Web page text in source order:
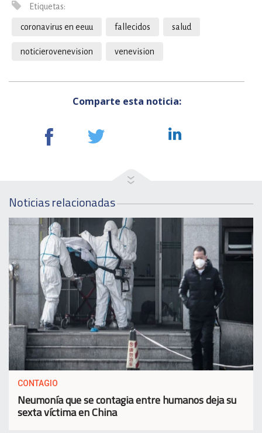
Etiquetas:
coronavirus en eeuu fallecidos salud
noticierovenevision venevision
Comparte esta noticia:
Noticias relacionadas
CONTAGIO
Neumonía que se contagia entre humanos deja su
sexta víctima en China